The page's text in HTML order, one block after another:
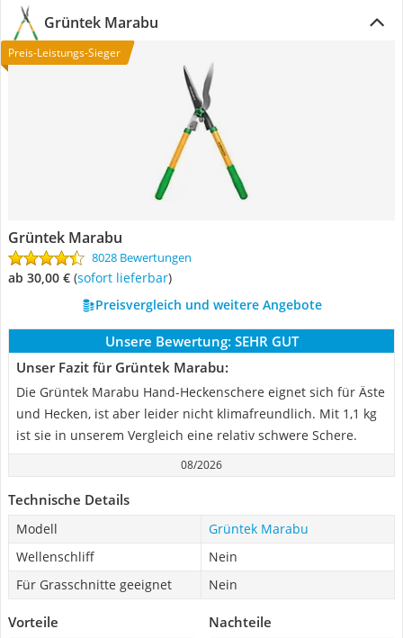
Grüntek Marabu
Preis-Leistungs-Sieger
Grüntek Marabu
8028 Bewertungen
ab 30,00 € ( Sofort lieferbar)
Preisvergleich und weitere Angebote
Unsere Bewertung: SEHR GUT
Unser Fazit für Grüntek Marabu:
Die Grüntek Marabu Hand-Heckenschere eignet sich für Äste
und Hecken, ist aber leider nicht klimafreundlich. Mit 1,1 kg
ist sie in unserem Vergleich eine relativ schwere Schere.
08/2026
Technische Details
Modell
Grüntek Marabu
Wellenschliff
Nein
Für Grasschnitte geeignet
Nein
Vorteile Nachteile